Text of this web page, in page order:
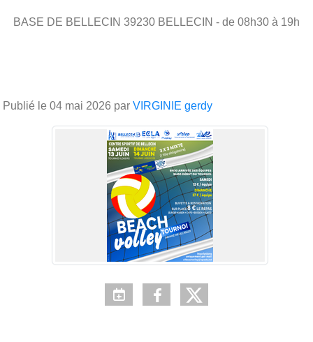
BASE DE BELLECIN 39230 BELLECIN - de 08h30 à 19h
Publié le 04 mai 2026 par VIRGINIE gerdy